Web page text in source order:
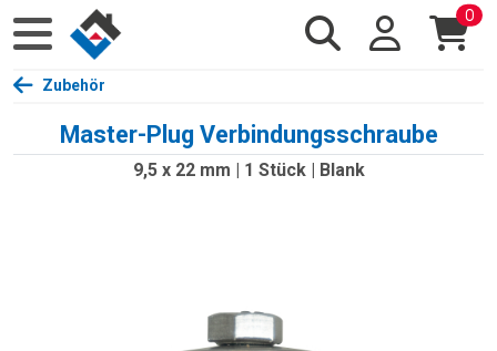
0
Zubehör
Master-Plug Verbindungsschraube
9,5 x 22 mm | 1 Stück | Blank